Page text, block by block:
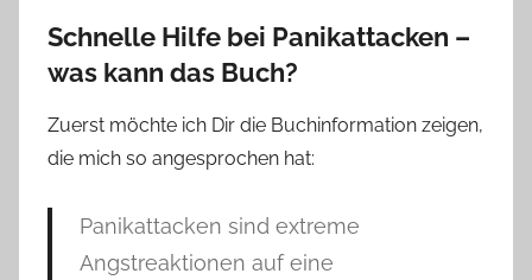
Schnelle Hilfe bei Panikattacken –
was kann das Buch?
Zuerst möchte ich Dir die Buchinformation zeigen,
die mich so angesprochen hat:
Panikattacken sind extreme
Angstreaktionen auf eine